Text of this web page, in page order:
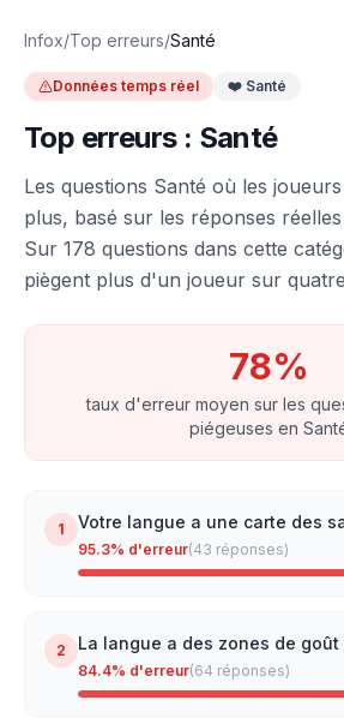
Infox/Top erreurs/Santé
Données temps réel ❤️ Santé
Top erreurs : Santé
Les questions Santé où les
plus, basé sur les réponses
Sur 178 questions dans cette
piègent plus d'un joueur sur
78%
taux d'erreur moyen sur les
piégeuses en
1 Votre langue a une carte des
95.3% d'erreur(43 réponses)
2 La langue a des zones de
84.4% d'erreur(64 réponses)